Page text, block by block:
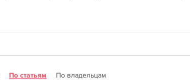
По статьям По владельцам